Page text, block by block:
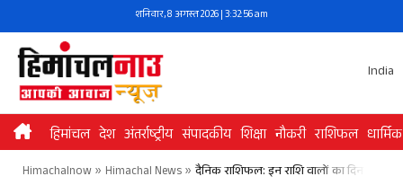
to
content
शनिवार, 8 अगस्त 2026 | 3:32:56 am
India
हिमांचल देश अंतर्राष्ट्रीय संपादकीय शिक्षा नौकरी राशिफल धार्मिक
Himachalnow» Himachal News» दैनिक राशिफल: इन राशि वालों का दिन रहेगा